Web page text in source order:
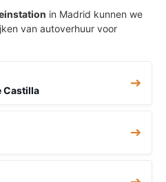
in Madrid kunnen we
van autoverhuur voor
Castilla